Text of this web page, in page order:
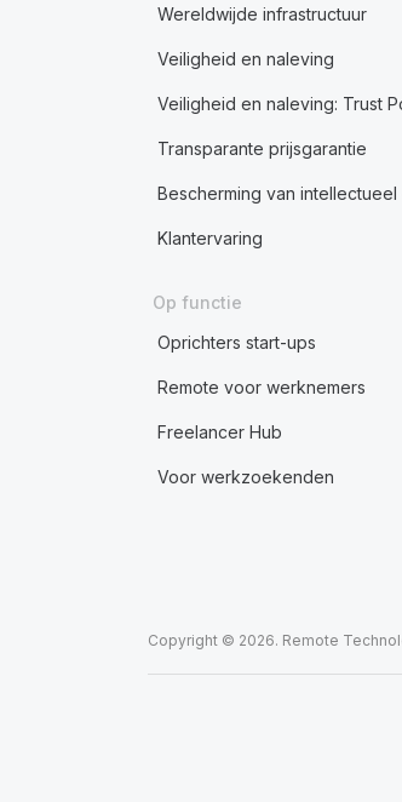
Wereldwijde infrastructuur
Veiligheid en naleving
Veiligheid en naleving: Trust
Transparante prijsgarantie
Bescherming van
Klantervaring
Op functie
Oprichters start-ups
Remote voor werknemers
Freelancer Hub
Voor werkzoekenden
Copyright © 2026. Remote